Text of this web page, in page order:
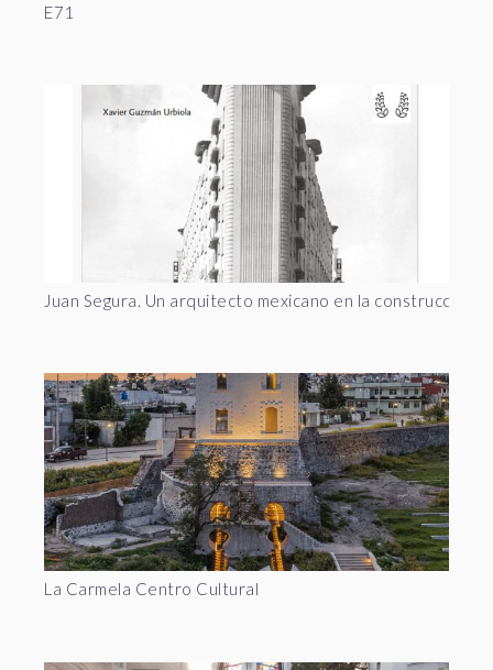
E71
Juan Segura. Un arquitecto mexicano en la construcción
La Carmela Centro Cultural